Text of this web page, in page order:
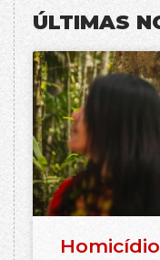
ÚLTIMAS